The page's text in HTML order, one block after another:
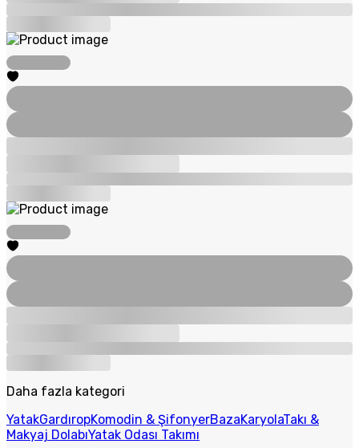
Daha fazla kategori
YatakGardıropKomodin & ŞifonyerBazaKaryolaTakı &
Makyaj DolabıYatak Odası Takımı